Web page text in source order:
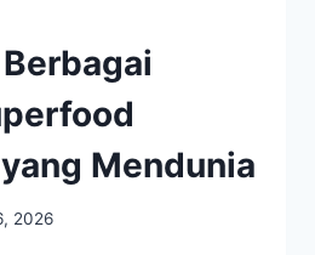
Mendunia
2026